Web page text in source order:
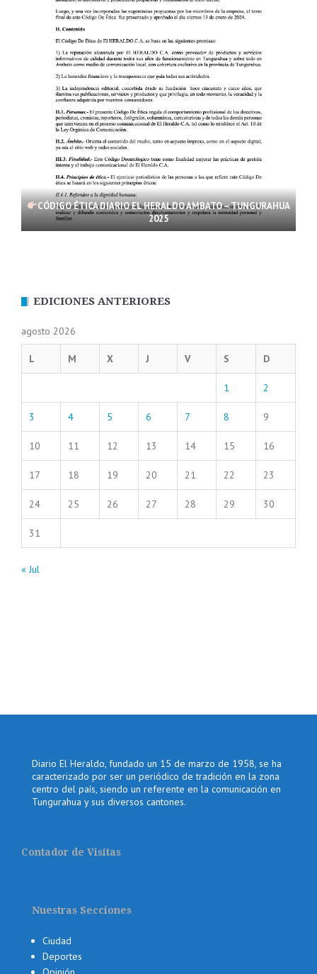
CÓDIGO ÉTICA DIARIO EL HERALDO AMBATO – TUNGURAHUA
2025
EDICIONES ANTERIORES
agosto 2026
L M X J V S D
1 2
3 4 5 6 7 8 9
10 11 12 13 14 15 16
17 18 19 20 21 22 23
24 25 26 27 28 29 30
31
« Jul
Diario El Heraldo, fundado un 15 de marzo de 1958, se ha
caracterizado por ser un periódico de tradición en la zona
centro del país, siendo un referente en la comunicación en
Tungurahua y sus diversos cantones.
Contador de Visitas
Nuestras Secciones
Ciudad
Deportes